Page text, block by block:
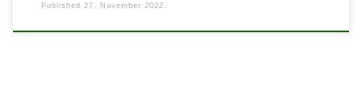
Published 27. November 2022.